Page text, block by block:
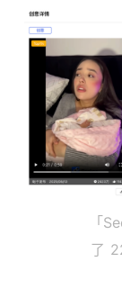
「
了